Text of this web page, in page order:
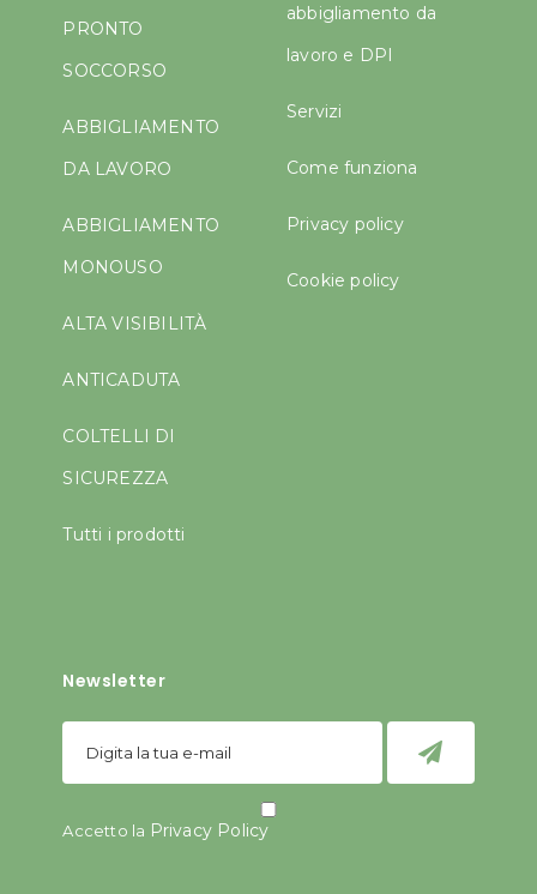
PRONTO
SOCCORSO
ABBIGLIAMENTO
DA LAVORO
ABBIGLIAMENTO
MONOUSO
ALTA VISIBILITÀ
ANTICADUTA
COLTELLI DI
SICUREZZA
Tutti i prodotti
abbigliamento da
lavoro e DPI
Servizi
Come funziona
Privacy policy
Cookie policy
Newsletter
Accetto la Privacy Policy